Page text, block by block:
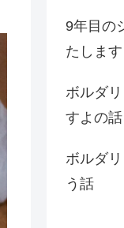
9年目の
たしま
ボルダ
すよの話
ボルダ
う話